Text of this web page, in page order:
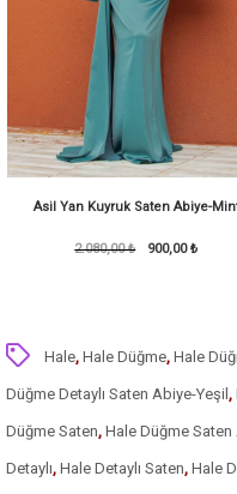
Asil Yan Kuyruk Saten Abiye-
900,00 ₺
2.080,00 ₺
Hale, Hale Düğme, Hale
Düğme Detaylı Saten Abiye-Yeşil ,
Düğme Saten, Hale Düğme Saten
Detaylı, Hale Detaylı Saten, Hale